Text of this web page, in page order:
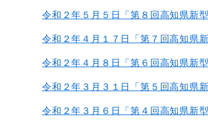
令和２年５月５ 日「第８回高知県新
令和２年４月１７ 日「第７回高知県
令和２年４月８ 日「第６回高知県新
令和２年３月３１ 日「第５回高知県
令和２年３月６ 日「第４回高知県新